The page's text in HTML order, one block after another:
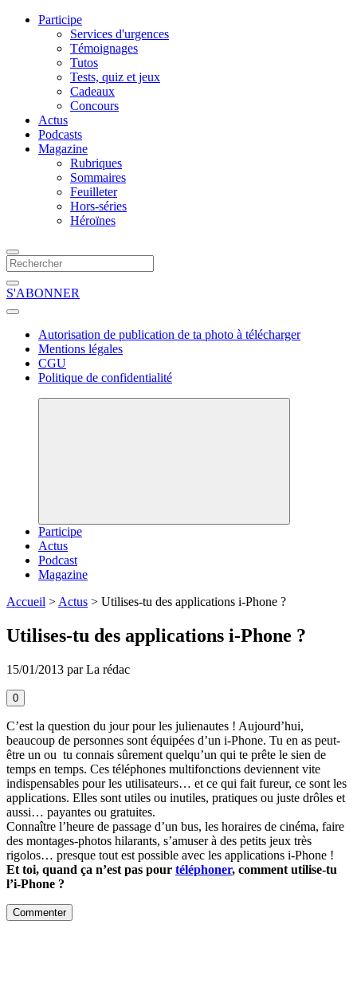
Participe
Services d'urgences
Témoignages
Tutos
Tests, quiz et jeux
Cadeaux
Concours
Actus
Podcasts
Magazine
Rubriques
Sommaires
Feuilleter
Hors-séries
Héroïnes
S'ABONNER
Autorisation de publication de ta photo à télécharger
Mentions légales
CGU
Politique de confidentialité
Participe
Actus
Podcast
Magazine
Accueil > Actus > Utilises-tu des applications i-Phone ?
Utilises-tu des applications i-Phone ?
15/01/2013 par La rédac
0
C’est la question du jour pour les julienautes ! Aujourd’hui,
beaucoup de personnes sont équipées d’un i-Phone. Tu en as peut-
être un ou tu connais sûrement quelqu’un qui te prête le sien de
temps en temps. Ces téléphones multifonctions deviennent vite
indispensables pour les utilisateurs… et ce qui fait fureur, ce sont les
applications. Elles sont utiles ou inutiles, pratiques ou juste drôles et
aussi… payantes ou gratuites.
Connaître l’heure de passage d’un bus, les horaires de cinéma, faire
des montages-photos hilarants, s’amuser à des petits jeux très
rigolos… presque tout est possible avec les applications i-Phone !
Et toi, quand ça n’est pas pour téléphoner, comment utilise-tu
l’i-Phone ?
Commenter